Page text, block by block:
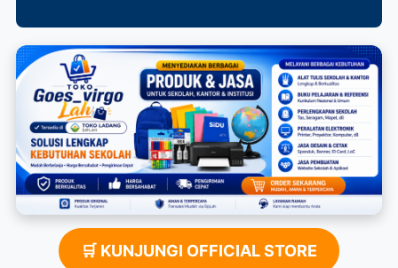
🛒 KUNJUNGI OFFICIAL STORE